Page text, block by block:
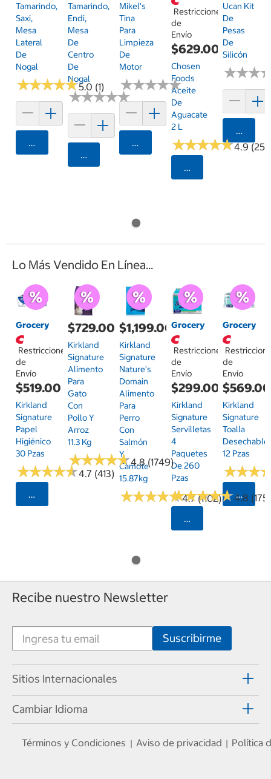
Tamarindo,
Saxi,
Mesa
Lateral
De
Nogal
★★★★★
★★★★★5.0 (1)
Agregar
Tamarindo,
Endi,
Mesa
De
Centro
De
Nogal
★★★★★
★★★★★
Agregar
Mikel's
Tina
Para
Limpieza
De
Motor
★★★★★
★★★★★
Agregar
Restricciones
de
Envío
$629.00
Chosen
Foods
Aceite
De
Aguacate
2 L
★★★★★
★★★★★4.9 (25)
Seleccionar
Ucan Kit
De
Pesas
De
Silicón
★★★
★★★
Lo Más Vendido En Línea...
Grocery
Restricciones
de
Envío
$519.00
Kirkland
Signature
Papel
Higiénico
30 Pzas
★★★★★
★★★★★4.7 (413)
Seleccionar Código Postal
$729.00
Kirkland
Signature
Alimento
Para
Gato
Con
Pollo Y
Arroz
11.3 Kg
★★★★★
★★★★★4.8 (1749)
$1,199.00
Kirkland
Signature
Nature's
Domain
Alimento
Para
Perro
Con
Salmón
Y
Camote
15.87kg
★★★★★
★★★★★4.7 (1102)
Grocery
Restricciones
de
Envío
$299.00
Kirkland
Signature
Servilletas
4
Paquetes
De 260
Pzas
★★★★★
★★★★★4.8 (175)
Seleccionar
Grocery
de
Envío
$569.00
Kirkland
Signature
Toalla
Desechable
12 Pzas
★★★
★★★
Recibe nuestro Newsletter
Sitios Internacionales
Cambiar Idioma
Términos y Condiciones | Aviso de privacidad | Política